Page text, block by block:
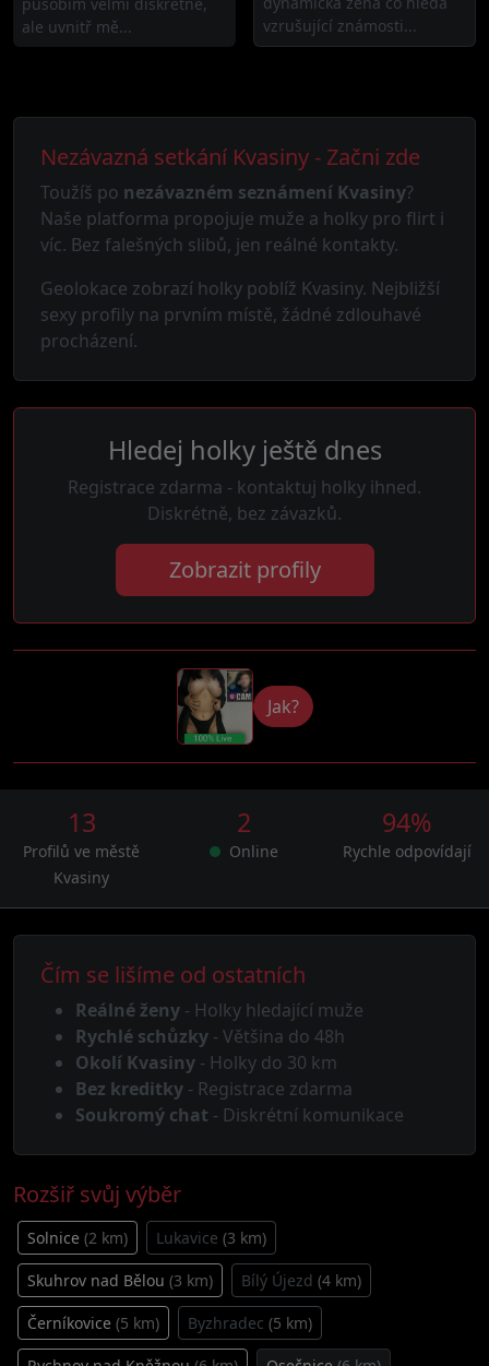
ale uvnitř mě...
vzrušující známosti...
Nezávazná setkání Kvasiny - Začni zde
Toužíš po nezávazném seznámení Kvasiny?
Naše platforma propojuje muže a holky pro flirt i
víc. Bez falešných slibů, jen reálné kontakty.
Geolokace zobrazí holky poblíž Kvasiny. Nejbližší
sexy profily na prvním místě, žádné zdlouhavé
procházení.
Hledej holky ještě dnes
Registrace zdarma - kontaktuj holky ihned.
Diskrétně, bez závazků.
Zobrazit profily
Jak?
13
Profilů ve městě
Kvasiny
2
Online
94%
Rychle odpovídají
Čím se lišíme od ostatních
Reálné ženy - Holky hledající muže
Rychlé schůzky - Většina do 48h
Okolí Kvasiny - Holky do 30 km
Bez kreditky - Registrace zdarma
Soukromý chat - Diskrétní komunikace
Rozšiř svůj výběr
Solnice (2 km) Lukavice (3 km)
Skuhrov nad Bělou (3 km) Bílý Újezd (4 km)
Černíkovice (5 km) Byzhradec (5 km)